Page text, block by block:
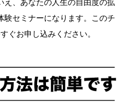
え、あなたの人生の自由度の拡
験セミナーになります。このチ
ぐお申し込みください。